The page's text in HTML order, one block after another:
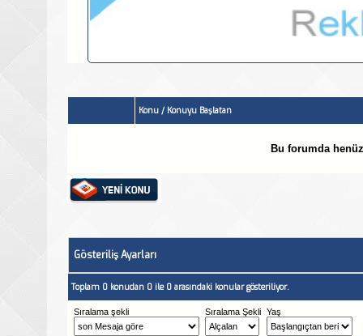
Konu / Konuyu Başlatan
Bu forumda
Gösteriliş Ayarları
Toplam 0 konudan 0 ile 0 arasındaki konular gösteriliyor.
Sıralama şekli Sıralama Şekli Yaş